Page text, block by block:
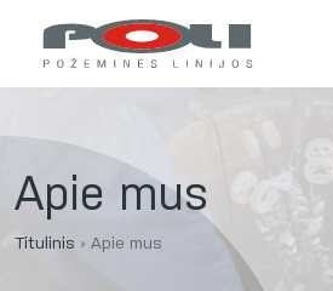
Apie mus
Titulinis › Apie mus